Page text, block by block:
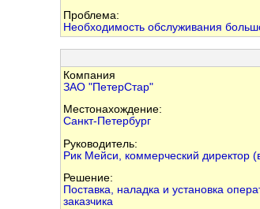
Проблема:
Необходимость обслуживания
Компания
ЗАО "ПетерСтар"
Местонахождение:
Санкт-Петербург
Руководитель:
Рик Мейси, коммерческий директор
Решение:
Поставка, наладка и установка
заказчика